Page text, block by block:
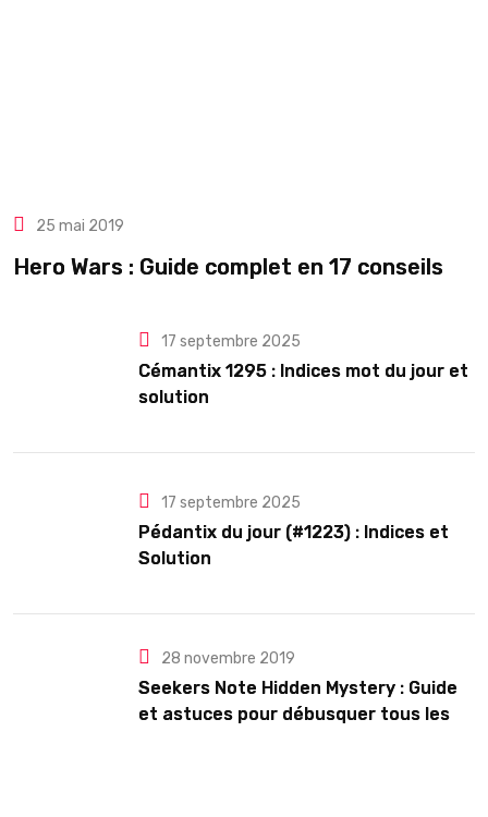
25 mai 2019
Hero Wars : Guide complet en 17 conseils
17 septembre 2025
Cémantix 1295 : Indices mot du jour et
solution
17 septembre 2025
Pédantix du jour (#1223) : Indices et
Solution
28 novembre 2019
Seekers Note Hidden Mystery : Guide
et astuces pour débusquer tous les